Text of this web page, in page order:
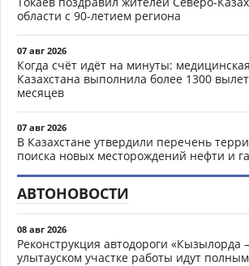
области с 90-летием региона
07 авг 2026
Когда счёт идёт на минуты:
Казахстана выполнила более 1300
месяцев
07 авг 2026
В Казахстане утвердили перечень
поиска новых месторождений нефти и
АВТОНОВОСТИ
08 авг 2026
Реконструкция автодороги «Кызылорда
улытауском участке работы идут